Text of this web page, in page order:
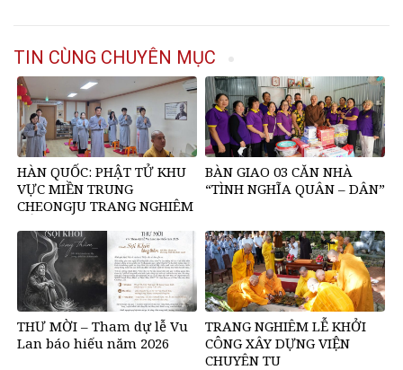
TIN CÙNG CHUYÊN MỤC
HÀN QUỐC: PHẬT TỬ KHU
VỰC MIỀN TRUNG
CHEONGJU TRANG NGHIÊM
NGÀY AN LẠC
BÀN GIAO 03 CĂN NHÀ
“TÌNH NGHĨA QUÂN – DÂN”
THƯ MỜI – Tham dự lễ Vu
Lan báo hiếu năm 2026
TRANG NGHIÊM LỄ KHỞI
CÔNG XÂY DỰNG VIỆN
CHUYÊN TU